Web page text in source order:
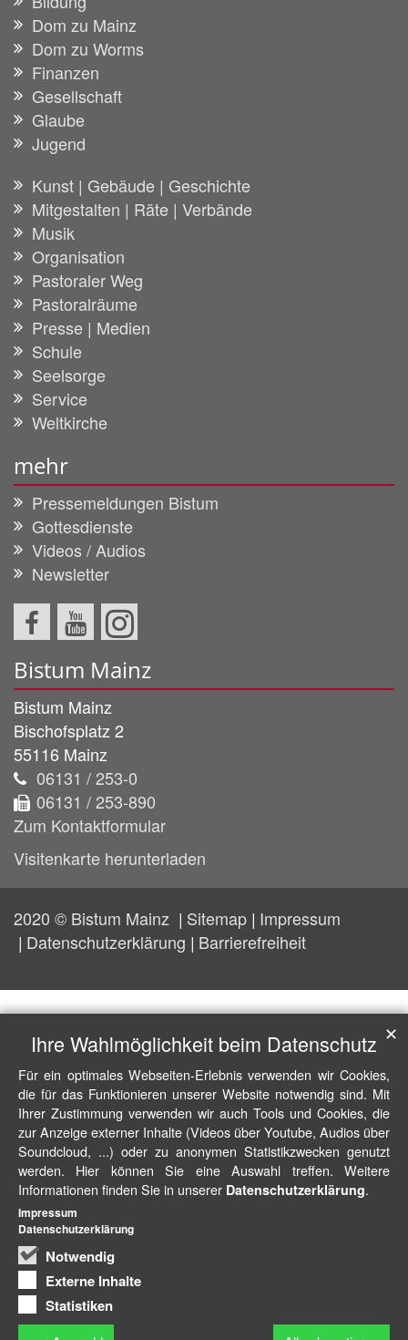
Dom zu Mainz
Dom zu Worms
Finanzen
Gesellschaft
Glaube
Jugend
Kunst | Gebäude | Geschichte
Mitgestalten | Räte | Verbände
Musik
Organisation
Pastoraler Weg
Pastoralräume
Presse | Medien
Schule
Seelsorge
Service
Weltkirche
mehr
Pressemeldungen Bistum
Gottesdienste
Videos / Audios
Newsletter
Bistum Mainz
Bistum Mainz
Bischofsplatz 2
55116 Mainz
06131 / 253-0
06131 / 253-890
Zum Kontaktformular
Visitenkarte herunterladen
2020 © Bistum Mainz Sitemap Impressum
Datenschutzerklärung
Barrierefreiheit
Ihre Wahlmöglichkeit beim Datenschutz
Für ein optimales Webseiten-Erlebnis verwenden wir Cookies,
die für das Funktionieren unserer Website notwendig sind. Mit
Ihrer Zustimmung verwenden wir auch Tools und Cookies, die
zur Anzeige externer Inhalte (Videos über Youtube, Audios über
Soundcloud, ...) oder zu anonymen Statistikzwecken genutzt
werden. Hier können Sie eine Auswahl treffen. Weitere
Informationen finden Sie in unserer Datenschutzerklärung.
Notwendig
Externe Inhalte
Statistiken
✕
Impressum
Datenschutzerklärung